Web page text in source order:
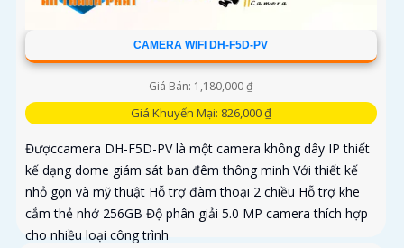
CAMERA WIFI DH-F5D-PV
Giá Bán: 1,180,000 ₫
Giá Khuyến Mại: 826,000 ₫
Đượccamera DH-F5D-PV là một camera không dây IP thiết
kế dạng dome giám sát ban đêm thông minh Với thiết kế
nhỏ gọn và mỹ thuật Hỗ trợ đàm thoại 2 chiều Hỗ trợ khe
cắm thẻ nhớ 256GB Độ phân giải 5.0 MP camera thích hợp
cho nhiều loại công trình